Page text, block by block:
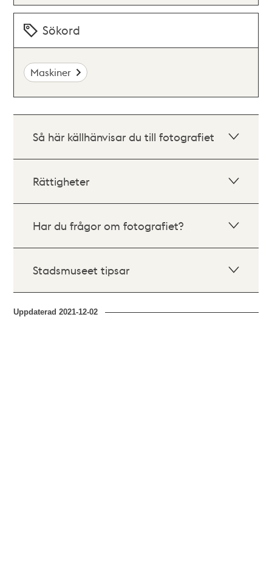
Sökord
Maskiner
Så här källhänvisar du till fotografiet
Rättigheter
Har du frågor om fotografiet?
Stadsmuseet tipsar
Uppdaterad2021-12-02